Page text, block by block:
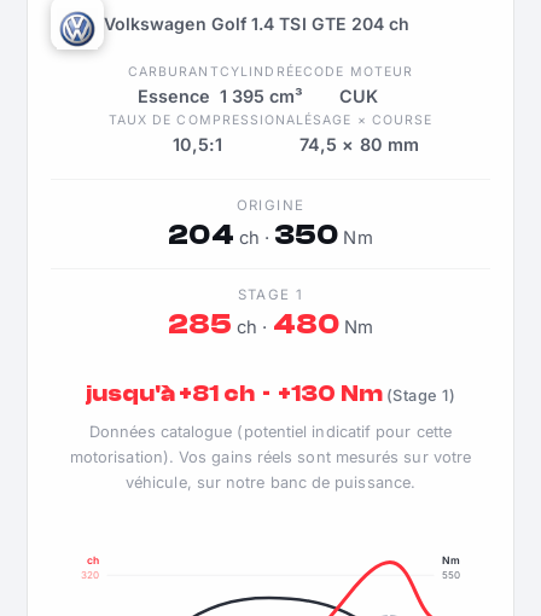
Volkswagen Golf 1.4 TSI GTE 204 ch
CARBURANT
Essence
CYLINDRÉE
1 395 cm³
CODE MOTEUR
CUK
TAUX DE COMPRESSION
10,5:1
ALÉSAGE × COURSE
74,5 × 80 mm
ORIGINE
204 ch · 350 Nm
STAGE 1
285 ch · 480Nm
jusqu'à +81 ch · +130 Nm (Stage 1)
Données catalogue (potentiel indicatif pour cette
motorisation). Vos gains réels sont mesurés sur votre
véhicule, sur notre banc de puissance.
320 550
ch Nm